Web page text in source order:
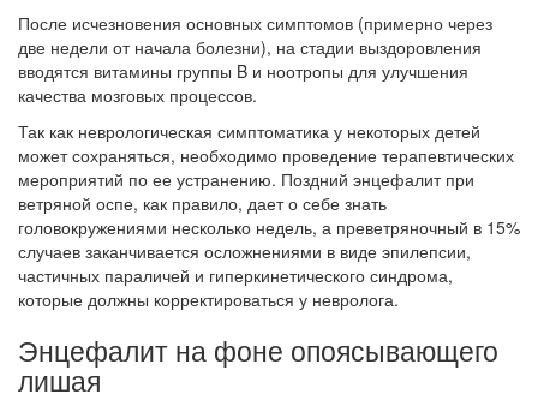
После исчезновения основных симптомов (примерно через
две недели от начала болезни), на стадии выздоровления
вводятся витамины группы B и ноотропы для улучшения
качества мозговых процессов.
Так как неврологическая симптоматика у некоторых детей
может сохраняться, необходимо проведение терапевтических
мероприятий по ее устранению. Поздний энцефалит при
ветряной оспе, как правило, дает о себе знать
головокружениями несколько недель, а преветряночный в 15%
случаев заканчивается осложнениями в виде эпилепсии,
частичных параличей и гиперкинетического синдрома,
которые должны корректироваться у невролога.
Энцефалит на фоне опоясывающего
лишая